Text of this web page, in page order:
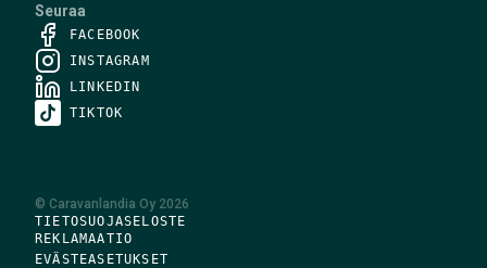
Seuraa
FACEBOOK
INSTAGRAM
LINKEDIN
TIKTOK
© Caravanlandia Oy 2026
TIETOSUOJASELOSTE
REKLAMAATIO
EVÄSTEASETUKSET